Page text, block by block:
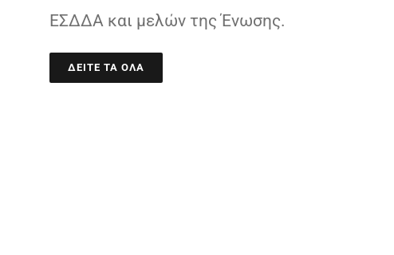
ΕΣΔΔΑ και μελών της Ένωσης.
ΔΕΙΤΕ ΤΑ ΟΛΑ